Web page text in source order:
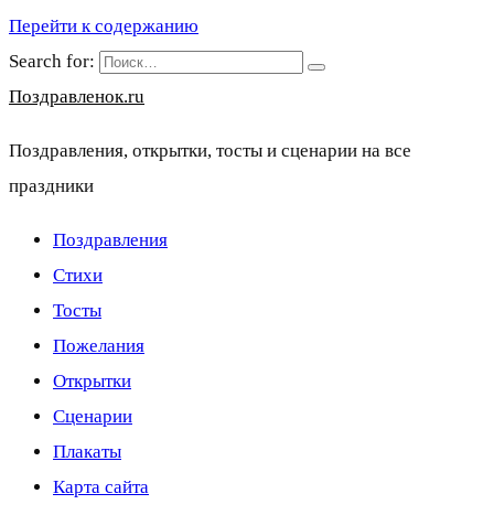
Перейти к содержанию
Search for:
Поздравленок.ru
Поздравления, открытки, тосты и сценарии на все
праздники
Поздравления
Стихи
Тосты
Пожелания
Открытки
Сценарии
Плакаты
Карта сайта